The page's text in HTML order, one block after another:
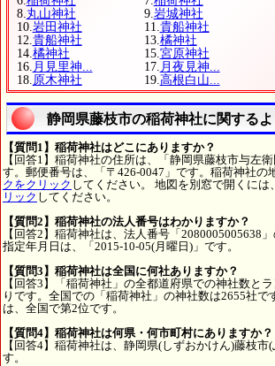
8.丸山神社 9.岩城神社
10.岩田神社 11.貴船神社
12.貴船神社 13.橘神社
14.橘神社 15.宮原神社
16. 月見里神... 17. 月夜見神...
18.原木神社 19.高根白山...
静岡県藤枝市の稲荷神社に関する
【質問1】稲荷神社はどこにありますか？
【回答1】稲荷神社の住所は、「静岡県藤枝市与左
す。郵便番号は、「〒426-0047」です。稲荷神社の
クをクリック してください。 地図を別窓で開くには、
リック してください。
【質問2】稲荷神社の法人番号はわかりますか？
【回答2】稲荷神社は、法人番号「2080005005638
指定年月日は、「2015-10-05(月曜日)」です。
【質問3】稲荷神社は全国に何社ありますか？
【回答3】「稲荷神社」の全都道府県での神社数と
りです。全国での「稲荷神社」の神社数は2655社で
は、全国で第2位です。
【質問4】稲荷神社は何県・何市町村にありますか？
【回答4】稲荷神社は、静岡県(しずおかけん)藤枝
す。